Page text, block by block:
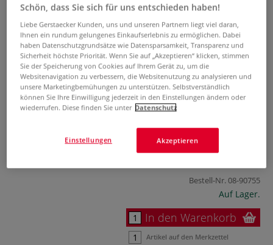
Zeiten des Zeichnens
0 Bewertungen
Yadegar Asisi zeigt in seinem Buch, warum Zeichnen eine
essenzielle Alltagskompetenz ist. Mit Praxis-Tipps motiviert
er, den Stift in die Hand zu nehmen und neu zu sehen.
Mehr
35,90 €
inklusive 20% bzw. 10% MwSt,
Bestell-Nr.08-90755
Auf Lager.
In den Warenkorb
Artikel auf den Merkzettel
Schön, dass Sie sich für uns entschieden haben!
Liebe Gerstaecker Kunden, uns und unseren Partnern liegt viel daran,
Ihnen ein rundum gelungenes Einkaufserlebnis zu ermöglichen. Dabei
haben Datenschutzgrundsätze wie Datensparsamkeit, Transparenz und
Sicherheit höchste Priorität. Wenn Sie auf „Akzeptieren“ klicken, stimmen
Sie der Speicherung von Cookies auf Ihrem Gerät zu, um die
Websitenavigation zu verbessern, die Websitenutzung zu analysieren und
unsere Marketingbemühungen zu unterstützen. Selbstverständlich
können Sie Ihre Einwilligung jederzeit in den Einstellungen ändern oder
wiederrufen. Diese finden Sie unter Datenschutz
Akzeptieren
Einstellungen